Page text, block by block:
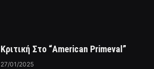
Κριτική Στο “American Primeval”
27/01/2025